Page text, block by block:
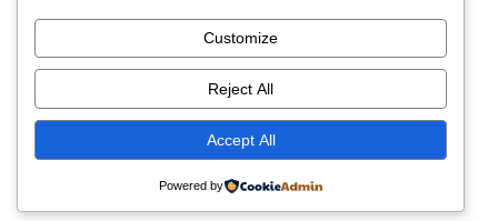
Customize
Reject All
Accept All
Powered by